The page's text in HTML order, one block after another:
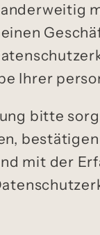
Ihrer
bitte
bestätigen
mit der